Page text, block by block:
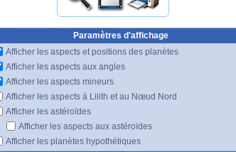
Paramètres d'affichage
Afficher les aspects et positions des planètes
Afficher les aspects aux angles
Afficher les aspects mineurs
Afficher les aspects à Lilith et au Nœud Nord
Afficher les astéroïdes
Afficher les aspects aux astéroïdes
Afficher les planètes hypothétiques